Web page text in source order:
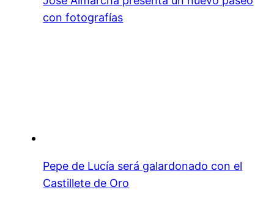
con fotografías
Pepe de Lucía será galardonado con el
Castillete de Oro